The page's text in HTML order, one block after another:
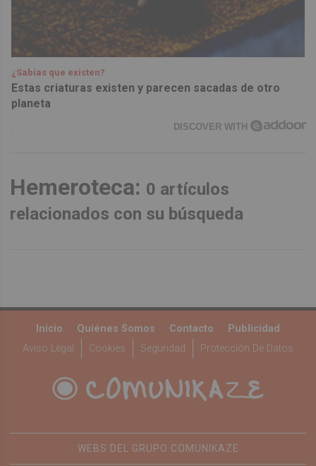
¿Sabías que existen?
Estas criaturas existen y parecen sacadas de otro
planeta
DISCOVER WITH
Hemeroteca: 0 artículos
relacionados con su búsqueda
Inicio Quiénes Somos Contacto
Publicidad
Aviso Legal
Cookies Seguridad Protección De Datos
WEBS DEL GRUPO COMUNIKAZE